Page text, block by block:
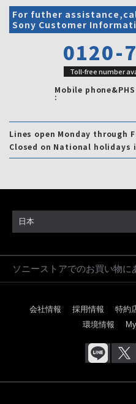
For futher
Sony Customer
0120-
Toll-free number
Mobile phone&PHS
:
Lines open Monday through
Closed on National holidays
日本
ソニーストアでのお買い物に
会社情報 採用情報 特約
環境情報